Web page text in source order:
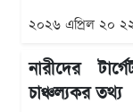
২০২৬ এপ্রিল ২০
নারীদের
চাঞ্চল্যকর তথ্য